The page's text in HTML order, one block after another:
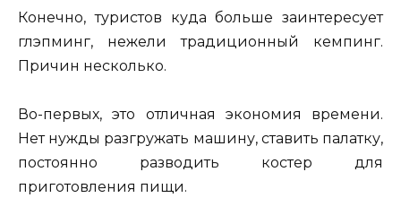
Конечно, туристов куда больше заинтересует
глэпминг, нежели традиционный кемпинг.
Причин несколько.
Во-первых, это отличная экономия времени.
Нет нужды разгружать машину, ставить палатку,
постоянно разводить костер для
приготовления пищи.